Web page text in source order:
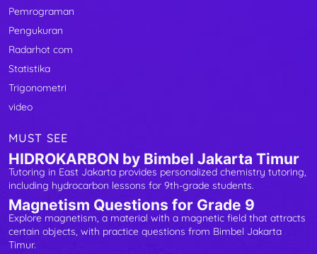
Pemrograman
Pengukuran
Radarhot com
Statistika
Trigonometri
video
MUST SEE
HIDROKARBON by Bimbel Jakarta Timur
Tutoring in East Jakarta provides personalized chemistry tutoring,
including hydrocarbon lessons for 9th-grade students.
Magnetism Questions for Grade 9
Explore magnetism, a material with a magnetic field that attracts
certain objects, with practice questions from Bimbel Jakarta
Timur.